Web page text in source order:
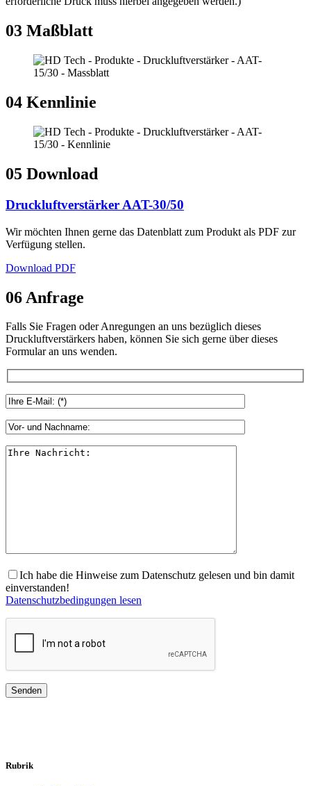
03 Maßblatt
04 Kennlinie
05 Download
Druckluftverstärker AAT-30/50
Wir möchten Ihnen gerne das Datenblatt zum Produkt als PDF zur
Verfügung stellen.
Download PDF
06 Anfrage
Falls Sie Fragen oder Anregungen an uns bezüglich dieses
Druckluftverstärkers haben, können Sie sich gerne über dieses
Formular an uns wenden.
Ich habe die Hinweise zum Datenschutz gelesen und bin damit
einverstanden!
Datenschutzbedingungen lesen
Rubrik